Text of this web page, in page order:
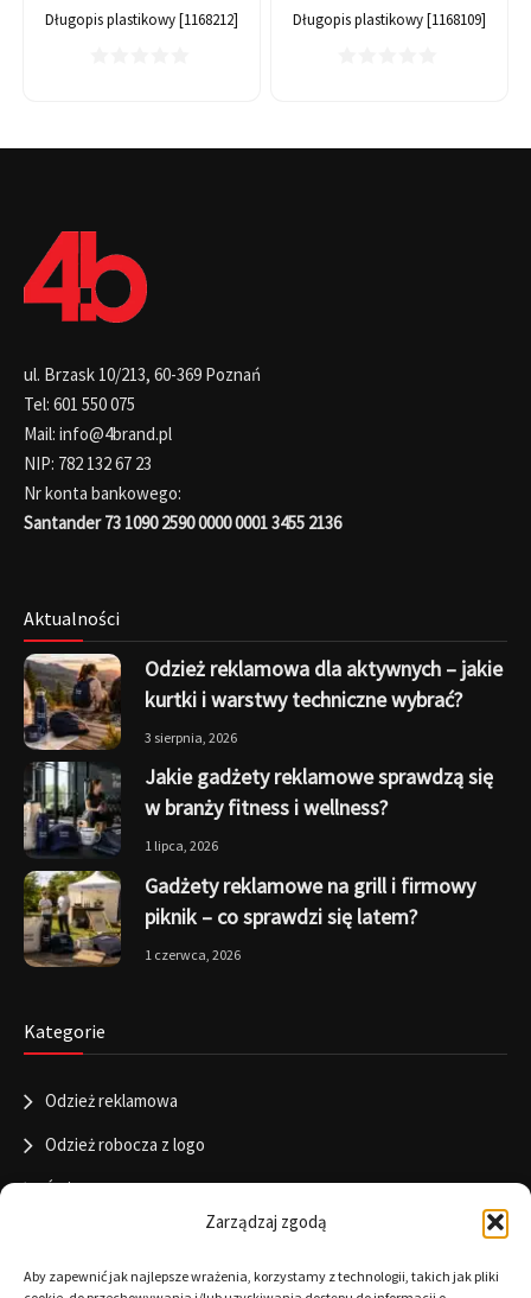
Zarządzaj zgodą
Aby zapewnić jak najlepsze wrażenia, korzystamy z technologii, takich jak pliki
Długopis plastikowy [1168212] Długopis plastikowy [1168109]
ul. Brzask 10/213, 60-369 Poznań
Tel: 601 550 075
Mail: info@4brand.pl
NIP: 782 132 67 23
Nr konta bankowego:
Santander 73 1090 2590 0000 0001 3455 2136
Aktualności
Odzież reklamowa dla aktywnych – jakie
kurtki i warstwy techniczne wybrać?
3 sierpnia, 2026
Jakie gadżety reklamowe sprawdzą się
w branży fitness i wellness?
1 lipca, 2026
Gadżety reklamowe na grill i firmowy
piknik – co sprawdzi się latem?
1 czerwca, 2026
Kategorie
Odzież reklamowa
Odzież robocza z logo
Święta
Informacje